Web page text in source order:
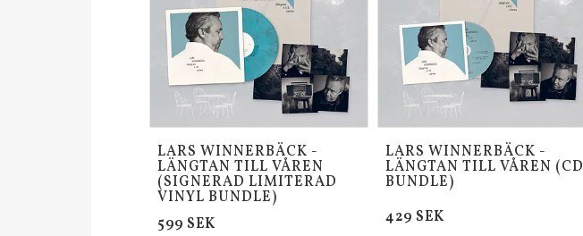
LARS WINNERBÄCK -
LÄNGTAN TILL VÅREN
(SIGNERAD LIMITERAD
VINYL BUNDLE)
599 SEK
LARS WINNERBÄCK -
LÄNGTAN TILL VÅREN (CD
BUNDLE)
429 SEK